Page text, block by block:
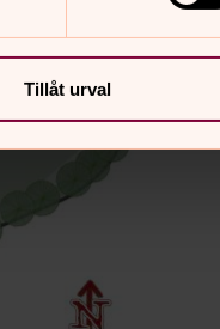
Tillåt urval